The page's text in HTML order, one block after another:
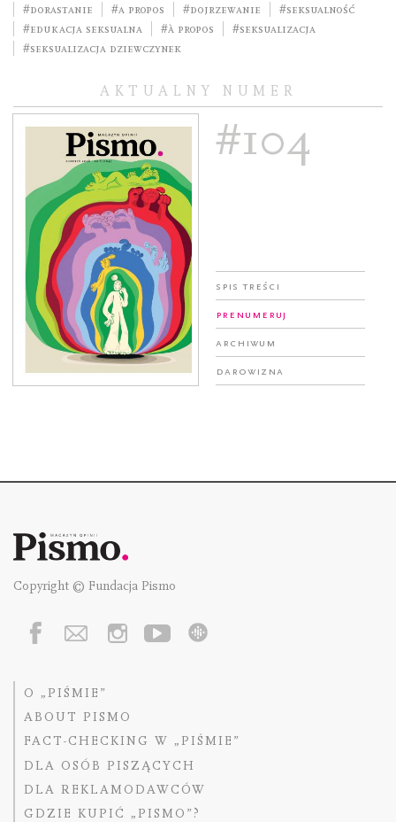
#dorastanie
#a propos #dojrzewanie
#seksualność
#edukacja seksualna
#À propos
#seksualizacja
#seksualizacja dziewczynek
AKTUALNY NUMER
#104
Spis treści
Prenumeruj
Archiwum
Darowizna
Copyright © Fundacja Pismo
O „PIŚMIE”
ABOUT PISMO
FACT-CHECKING W „PIŚMIE”
DLA OSÓB PISZĄCYCH
DLA REKLAMODAWCÓW
GDZIE KUPIĆ „PISMO”?